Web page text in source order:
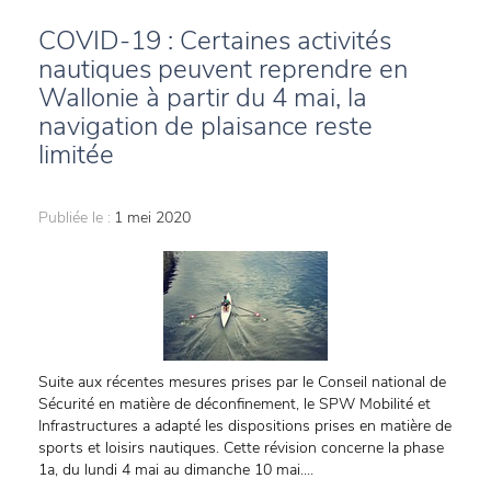
COVID-19 : Certaines activités
nautiques peuvent reprendre en
Wallonie à partir du 4 mai, la
navigation de plaisance reste
limitée
Publiée le : 1 mei 2020
Suite aux récentes mesures prises par le Conseil national de
Sécurité en matière de déconfinement, le SPW Mobilité et
Infrastructures a adapté les dispositions prises en matière de
sports et loisirs nautiques. Cette révision concerne la phase
1a, du lundi 4 mai au dimanche 10 mai....